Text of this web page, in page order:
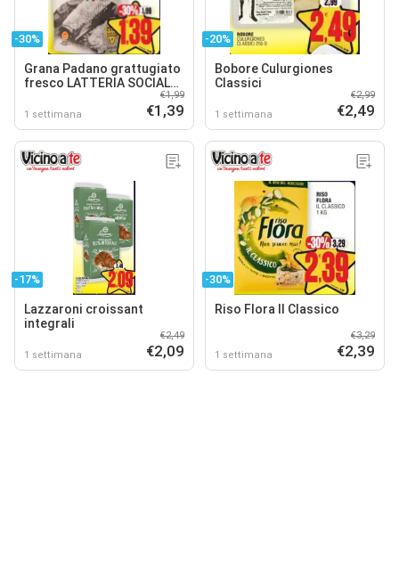
-30%
Grana Padano grattugiato
fresco LATTERIA SOCIALE
1 settimana
€1,99
€1,39
-20%
Bobore Culurgiones
Classici
1 settimana
€2,99
€2,49
-17%
Lazzaroni croissant
integrali
1 settimana
€2,49
€2,09
-30%
Riso Flora Il Classico
1 settimana
€3,29
€2,39